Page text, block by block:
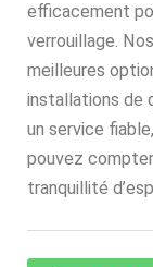
efficacement
verrouillage.
meilleures
installations de
un service
pouvez
tranquillité